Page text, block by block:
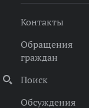
Контакты
Обращения
граждан
Поиск
Обсуждения